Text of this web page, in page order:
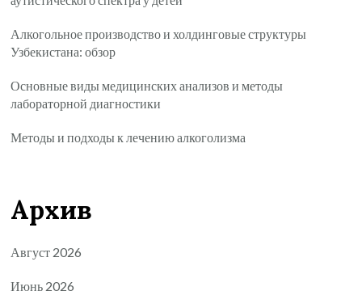
Алкогольное производство и холдинговые структуры
Узбекистана: обзор
Основные виды медицинских анализов и методы
лабораторной диагностики
Методы и подходы к лечению алкоголизма
Архив
Август 2026
Июнь 2026